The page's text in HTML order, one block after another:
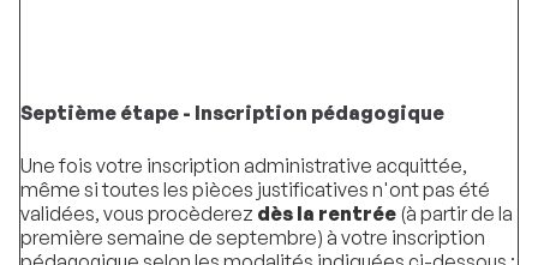
Septième étape - Inscription pédagogique
Une fois votre inscription administrative acquittée,
même si toutes les pièces justificatives n'ont pas été
validées, vous procèderez dès la rentrée (à partir de la
première semaine de septembre) à votre inscription